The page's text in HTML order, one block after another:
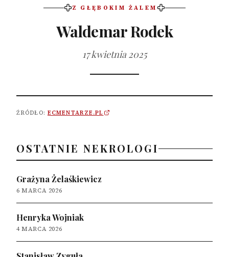
Z GŁĘBOKIM ŻALEM
Waldemar Rodek
17 kwietnia 2025
ŹRÓDŁO: ECMENTARZE.PL
OSTATNIE NEKROLOGI
Grażyna Żelaśkiewicz
6 MARCA 2026
Henryka Wojniak
4 MARCA 2026